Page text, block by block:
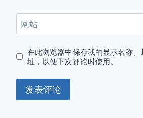
网站
在此浏览器中保存我的显示名称
址，以便下次评论时使用。